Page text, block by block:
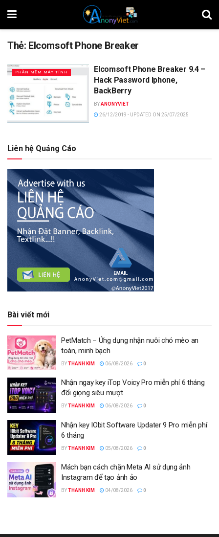
Thẻ: Elcomsoft Phone Breaker
PHẦN MỀM MÁY TÍNH
Elcomsoft Phone Breaker 9.4 –
Hack Password Iphone,
BackBerry
BYANONYVIET
26/12/2019 - UPDATED ON 25/07/2025
Liên hệ Quảng Cáo
Bài viết mới
PetMatch – Ứng dụng nhận nuôi chó mèo an
toàn, minh bạch
BYTHANH KIM 06/08/2026 0
Nhận ngay key iTop Voicy Pro miễn phí 6 tháng
đổi giọng siêu mượt
BYTHANH KIM 06/08/2026 0
Nhận key IObit Software Updater 9 Pro miễn phí
6 tháng
BYTHANH KIM 05/08/2026 0
Mách bạn cách chặn Meta AI sử dụng ảnh
Instagram để tạo ảnh ảo
BYTHANH KIM 04/08/2026 0